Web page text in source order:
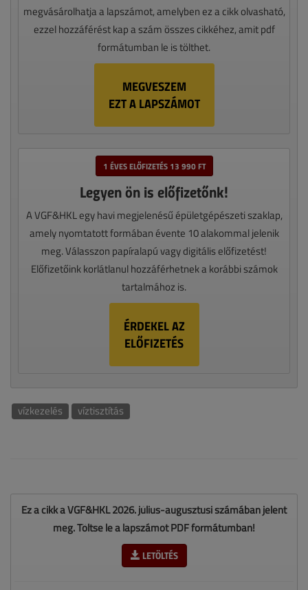
megvásárolhatja a lapszámot, amelyben ez a cikk olvasható,
ezzel hozzáférést kap a szám összes cikkéhez, amit pdf
formátumban le is tölthet.
MEGVESZEM
EZT A LAPSZÁMOT
1 ÉVES ELŐFIZETÉS 13 990 FT
Legyen ön is előfizetőnk!
A VGF&HKL egy havi megjelenésű épületgépészeti szaklap,
amely nyomtatott formában évente 10 alakommal jelenik
meg. Válasszon papíralapú vagy digitális előfizetést!
Előfizetőink korlátlanul hozzáférhetnek a korábbi számok
tartalmához is.
ÉRDEKEL AZ
ELŐFIZETÉS
vízkezelés víztisztítás
Ez a cikk a VGF&HKL 2026. július-augusztusi számában jelent
meg. Töltse le a lapszámot PDF formátumban!
LETÖLTÉS